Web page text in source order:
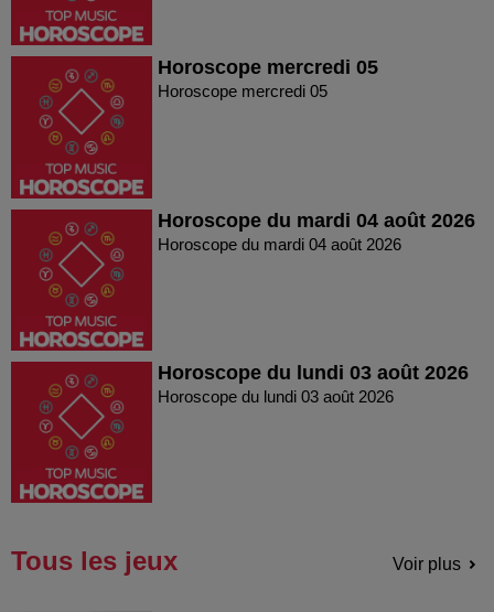
Horoscope mercredi 05
Horoscope mercredi 05
Horoscope du mardi 04 août 2026
Horoscope du mardi 04 août 2026
Horoscope du lundi 03 août 2026
Horoscope du lundi 03 août 2026
Tous les jeux Voir plus